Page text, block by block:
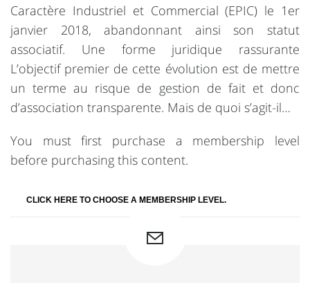
Caractère Industriel et Commercial (EPIC) le 1er
janvier 2018, abandonnant ainsi son statut
associatif. Une forme juridique rassurante
L’objectif premier de cette évolution est de mettre
un terme au risque de gestion de fait et donc
d’association transparente. Mais de quoi s’agit-il…
You must first purchase a membership level
before purchasing this content.
CLICK HERE TO CHOOSE A MEMBERSHIP LEVEL.